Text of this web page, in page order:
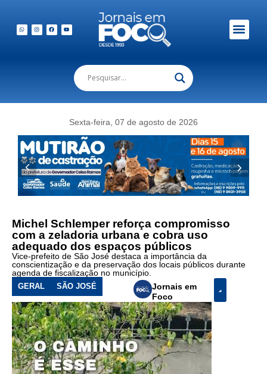
Sexta-feira, 07 de agosto de 2026
Michel Schlemper reforça compromisso
com a zeladoria urbana e cobra uso
adequado dos espaços públicos
Vice-prefeito de São José destaca a importância da
conscientização e da preservação dos locais públicos durante
agenda de fiscalização no município.
GERAL SÃO JOSÉ
Jornais em
Foco